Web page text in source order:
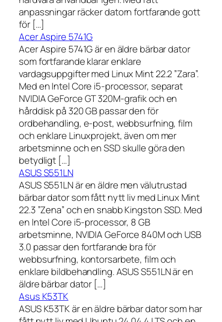
anpassningar räcker datorn fortfarande gott
för […]
Acer Aspire 5741G
Acer Aspire 5741G är en äldre bärbar dator
som fortfarande klarar enklare
vardagsuppgifter med Linux Mint 22.2 ”Zara”.
Med en Intel Core i5-processor, separat
NVIDIA GeForce GT 320M-grafik och en
hårddisk på 320 GB passar den för
ordbehandling, e-post, webbsurfning, film
och enklare Linuxprojekt, även om mer
arbetsminne och en SSD skulle göra den
betydligt […]
ASUS S551LN
ASUS S551LN är en äldre men välutrustad
bärbar dator som fått nytt liv med Linux Mint
22.3 ”Zena” och en snabb Kingston SSD. Med
en Intel Core i5-processor, 8 GB
arbetsminne, NVIDIA GeForce 840M och USB
3.0 passar den fortfarande bra för
webbsurfning, kontorsarbete, film och
enklare bildbehandling. ASUS S551LN är en
äldre bärbar dator […]
Asus K53TK
ASUS K53TK är en äldre bärbar dator som har